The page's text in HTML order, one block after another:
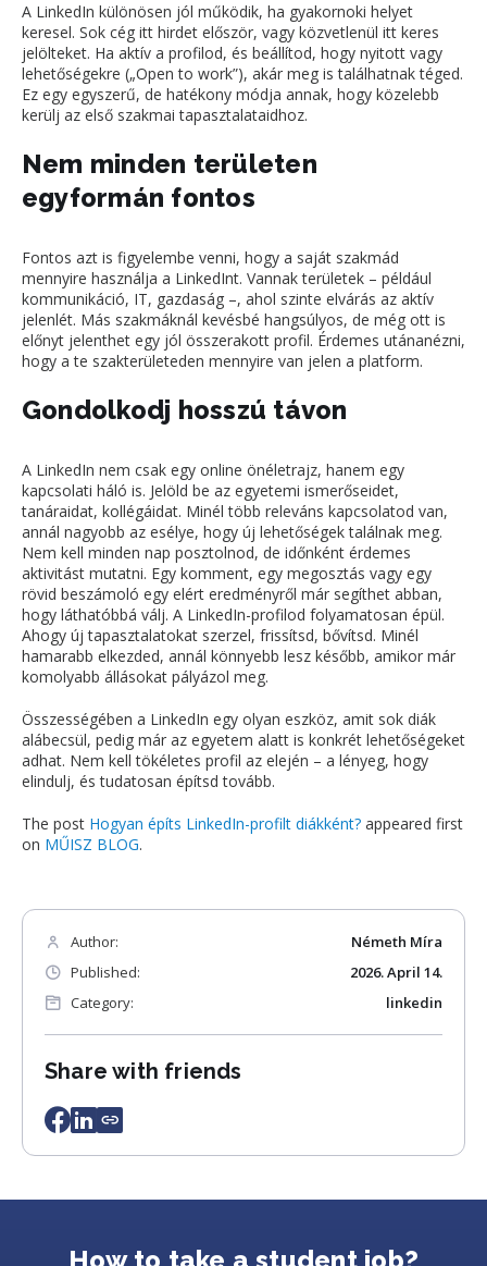
A LinkedIn különösen jól működik, ha gyakornoki helyet
keresel. Sok cég itt hirdet először, vagy közvetlenül itt keres
jelölteket. Ha aktív a profilod, és beállítod, hogy nyitott vagy
lehetőségekre („Open to work”), akár meg is találhatnak téged.
Ez egy egyszerű, de hatékony módja annak, hogy közelebb
kerülj az első szakmai tapasztalataidhoz.
Nem minden területen
egyformán fontos
Fontos azt is figyelembe venni, hogy a saját szakmád
mennyire használja a LinkedInt. Vannak területek – például
kommunikáció, IT, gazdaság –, ahol szinte elvárás az aktív
jelenlét. Más szakmáknál kevésbé hangsúlyos, de még ott is
előnyt jelenthet egy jól összerakott profil. Érdemes utánanézni,
hogy a te szakterületeden mennyire van jelen a platform.
Gondolkodj hosszú távon
A LinkedIn nem csak egy online önéletrajz, hanem egy
kapcsolati háló is. Jelöld be az egyetemi ismerőseidet,
tanáraidat, kollégáidat. Minél több releváns kapcsolatod van,
annál nagyobb az esélye, hogy új lehetőségek találnak meg.
Nem kell minden nap posztolnod, de időnként érdemes
aktivitást mutatni. Egy komment, egy megosztás vagy egy
rövid beszámoló egy elért eredményről már segíthet abban,
hogy láthatóbbá válj. A LinkedIn-profilod folyamatosan épül.
Ahogy új tapasztalatokat szerzel, frissítsd, bővítsd. Minél
hamarabb elkezded, annál könnyebb lesz később, amikor már
komolyabb állásokat pályázol meg.
Összességében a LinkedIn egy olyan eszköz, amit sok diák
alábecsül, pedig már az egyetem alatt is konkrét lehetőségeket
adhat. Nem kell tökéletes profil az elején – a lényeg, hogy
elindulj, és tudatosan építsd tovább.
The post Hogyan építs LinkedIn-profilt diákként? appeared first
on MŰISZ BLOG.
Author:
Németh Míra
Published:
2026. April 14.
Category:
linkedin
Share with friends